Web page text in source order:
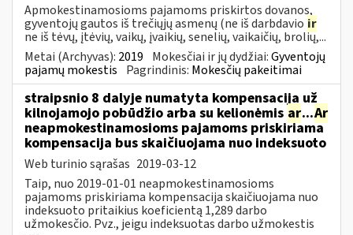
Apmokestinamosioms pajamoms priskirtos dovanos,
gyventojų gautos iš trečiųjų asmenų (ne iš darbdavio ir
ne iš tėvų, įtėvių, vaikų, įvaikių, senelių, vaikaičių, brolių,...
Metai (Archyvas): 2019 Mokesčiai ir jų dydžiai:Gyventojų
pajamų mokestis Pagrindinis: Mokesčių pakeitimai
straipsnio 8 dalyje numatyta kompensacija už
kilnojamojo pobūdžio arba su kelionėmis ar...Ar
neapmokestinamosioms pajamoms priskiriama
kompensacija bus skaičiuojama nuo indeksuoto
Web turinio sąrašas 2019-03-12
Taip, nuo 2019-01-01 neapmokestinamosioms
pajamoms priskiriama kompensacija skaičiuojama nuo
indeksuoto pritaikius koeficientą 1,289 darbo
užmokesčio. Pvz., jeigu indeksuotas darbo užmokestis